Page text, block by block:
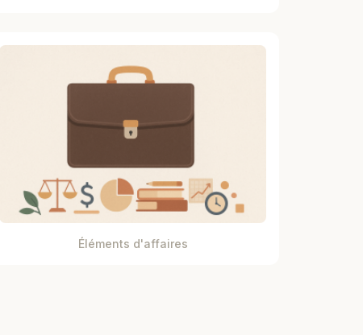
Éléments d'affaires